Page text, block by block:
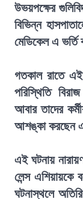
উভয়পক্ষের
বিভিন্ন
মেডিকেল এ ভর্তি
গতকাল রাতে
পরিস্থিতি
আবার তাদের
আশঙ্কা করছেন
এই ঘটনায়
লেন্স এশিয়ায়কে
ঘটনাস্থলে